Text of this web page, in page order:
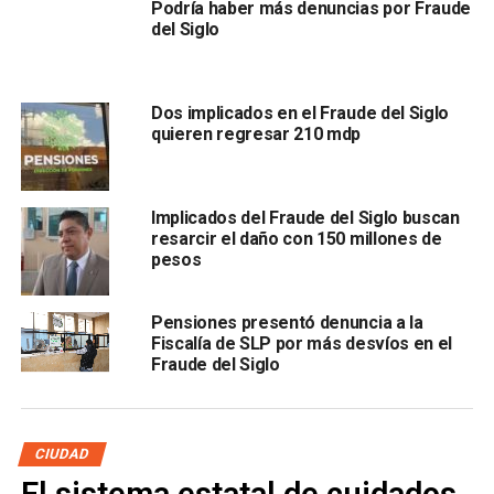
repare ese daño o ese quebranto financiero a la
Dirección de Pensiones”.
Puente, director general de Pensiones de San Luis Potosí,
viajó fuera del país para llevar a cabo una
investigación sobre las inversiones “patito”
Estados Unidos, realizadas desde esta dependencia.
“Hay otras cosas que nos orientan a tener evidencia a que
Podría haber más denuncias por Fraude
del Siglo
Dos implicados en el Fraude del Siglo
quieren regresar 210 mdp
Implicados del Fraude del Siglo buscan
resarcir el daño con 150 millones de
pesos
Pensiones presentó denuncia a la
Fiscalía de SLP por más desvíos en el
Fraude del Siglo
CIUDAD